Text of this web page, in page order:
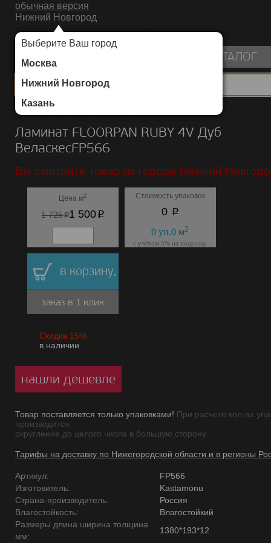
обычная версия
Нижний Новгород
Выберите Ваш город
Москва
Нижний Новгород
Казань
ИНТЕРНЕТ-МАГАЗИН НАПОЛЬНЫХ ПОКРЫТИЙ
КАТАЛОГ
Каталог/Ламинат/FLOORPAN/RUBY 4V
Ламинат FLOORPAN RUBY 4V Дуб
ВеласкесFP566
Вы смотрите товар из города Нижний
Цена м2
1 725p1 500p
Стоимость упаковок
0 p
0 уп.0 м2
с учётом 5% на подрезку
в корзину,
заказ в 1 клик
Скидка 15%
в наличии
нашли дешевле
Товар поставляется только упаковками! При расчете кол-ва
производится
округление до целого числа в большую сторону.
Тарифы на доставку по Нижегородской области и в регионы
Артикул:
FP566
Изготовитель:
Kastamonu
Страна-производитель:
Россия
Влагостойкость:
Влагостойкий
Размеры длина ширина толщина
мм:
1380*193*12